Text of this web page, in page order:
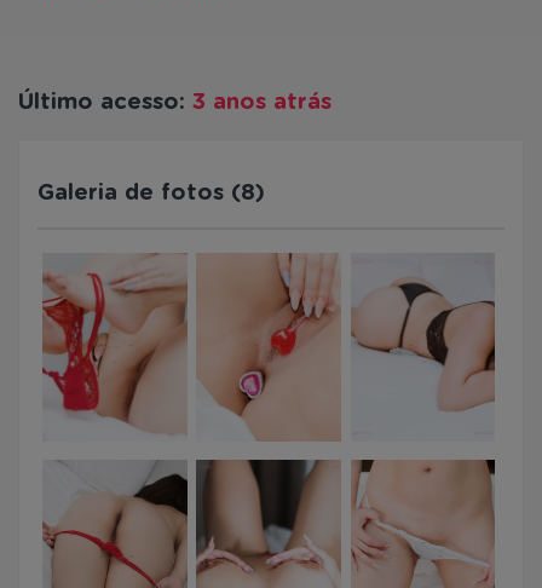
Último acesso: 3 anos atrás
Galeria de fotos (8)